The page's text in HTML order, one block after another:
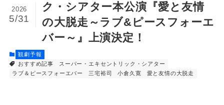
ク・シアター本公演『愛と友情
の大脱走～ラブ&ピースフォーエ
バー～』上演決定！
2026
5/31
観劇予報
おすすめ記事
スーパー・エキセントリック・シアター
ラブ＆ピースフォーエバー
三宅裕司 小倉久寛 愛と友情の大脱走